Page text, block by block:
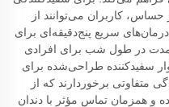
حساس، کاربران می‌توانند از
سریع پنج‌دقیقه‌ای برای
در طول شب برای افرادی
سفیدکننده طراحی‌شده برای
متفاوتی برخوردارند که از
و همزمان تماس مؤثر با دندان